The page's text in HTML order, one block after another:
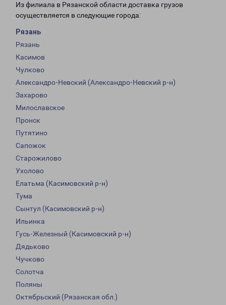
Из филиала в Рязанской области доставка грузов
осуществляется в следующие города:
Рязань
Рязань
Касимов
Чулково
Александро-Невский (Александро-Невский р-н)
Захарово
Милославское
Пронск
Путятино
Сапожок
Старожилово
Ухолово
Елатьма (Касимовский р-н)
Тума
Сынтул (Касимовский р-н)
Ильинка
Гусь-Железный (Касимовский р-н)
Дядьково
Чучково
Солотча
Поляны
Октябрьский (Рязанская обл.)